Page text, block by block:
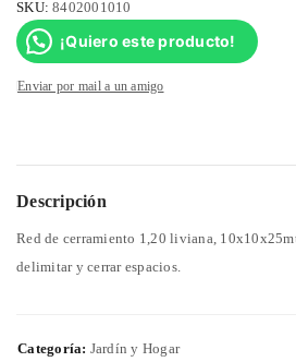
SKU: 8402001010
¡Quiero este producto!
Enviar por mail a un amigo
Descripción
Red de cerramiento 1,20 liviana,
delimitar y cerrar espacios.
Categoría: Jardín y Hogar